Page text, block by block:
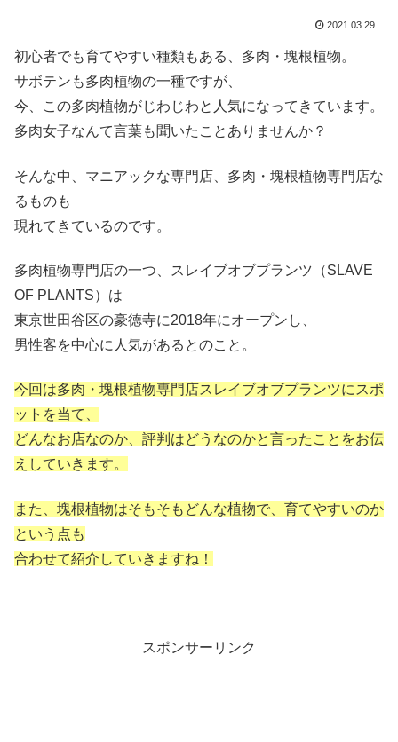
2021.03.29
初心者でも育てやすい種類もある、多肉・塊根植物。
サボテンも多肉植物の一種ですが、
今、この多肉植物がじわじわと人気になってきています。
多肉女子なんて言葉も聞いたことありませんか？
そんな中、マニアックな専門店、多肉・塊根植物専門店な
るものも
現れてきているのです。
多肉植物専門店の一つ、スレイブオブプランツ（SLAVE
OF PLANTS）は
東京世田谷区の豪徳寺に2018年にオープンし、
男性客を中心に人気があるとのこと。
今回は多肉・塊根植物専門店スレイブオブプランツにスポ
ットを当て、
どんなお店なのか、評判はどうなのかと言ったことをお伝
えしていきます。
また、塊根植物はそもそもどんな植物で、育てやすいのか
という点も
合わせて紹介していきますね！
スポンサーリンク